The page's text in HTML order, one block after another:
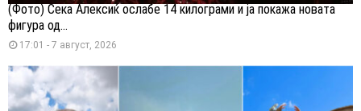
(Фото) Сека Алексиќ ослабе 14 килограми и ја покажа новата
фигура од...
17:01 - 7 август, 2026